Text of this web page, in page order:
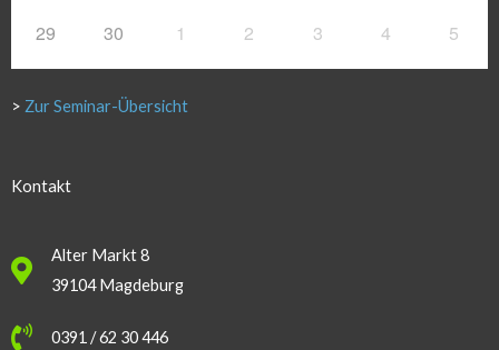
29 30 1 2 3 4 5
> Zur Seminar-Übersicht
Kontakt
Alter Markt 8
39104 Magdeburg
0391 / 62 30 446